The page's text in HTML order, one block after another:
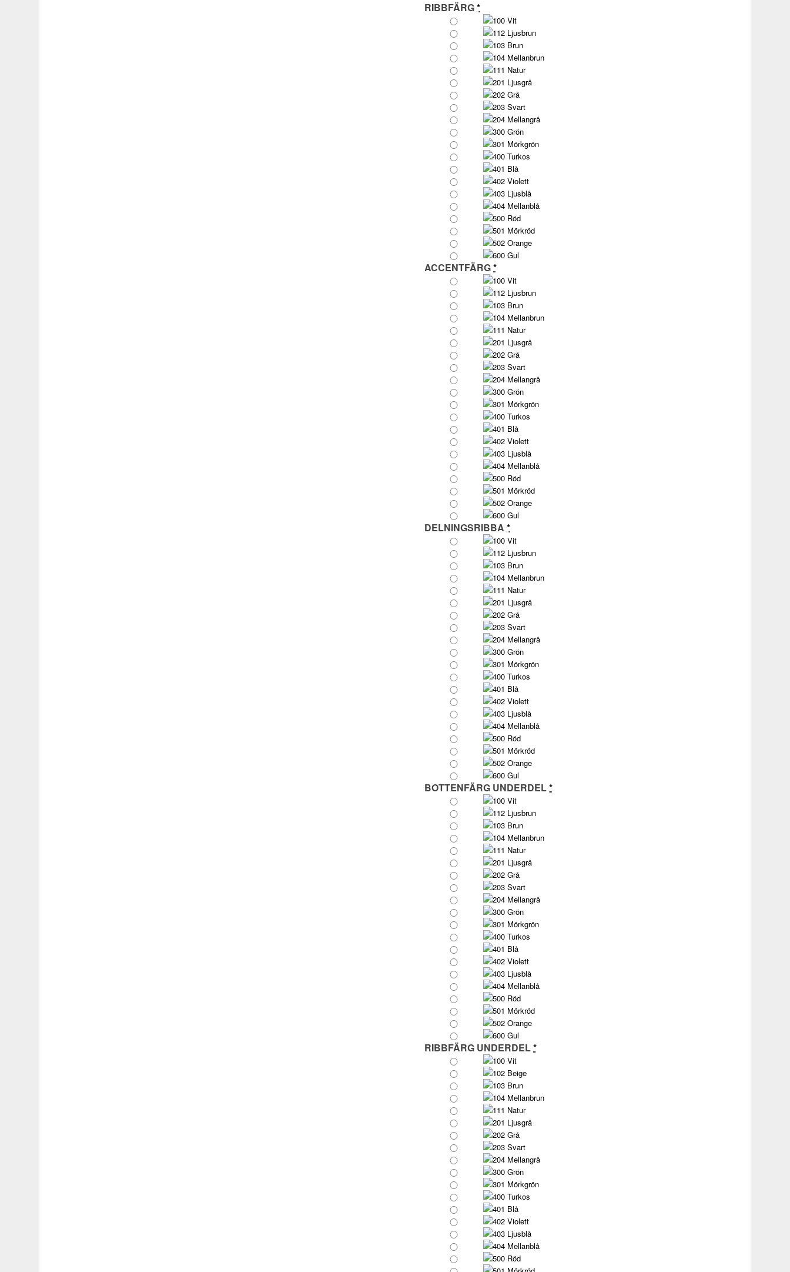
RIBBFÄRG*
100 Vit
112 Ljusbrun
103 Brun
104 Mellanbrun
111 Natur
201 Ljusgrå
202 Grå
203 Svart
204 Mellangrå
300 Grön
301 Mörkgrön
400 Turkos
401 Blå
402 Violett
403 Ljusblå
404 Mellanblå
500 Röd
501 Mörkröd
502 Orange
600 Gul
ACCENTFÄRG*
100 Vit
112 Ljusbrun
103 Brun
104 Mellanbrun
111 Natur
201 Ljusgrå
202 Grå
203 Svart
204 Mellangrå
300 Grön
301 Mörkgrön
400 Turkos
401 Blå
402 Violett
403 Ljusblå
404 Mellanblå
500 Röd
501 Mörkröd
502 Orange
600 Gul
DELNINGSRIBBA *
100 Vit
112 Ljusbrun
103 Brun
104 Mellanbrun
111 Natur
201 Ljusgrå
202 Grå
203 Svart
204 Mellangrå
300 Grön
301 Mörkgrön
400 Turkos
401 Blå
402 Violett
403 Ljusblå
404 Mellanblå
500 Röd
501 Mörkröd
502 Orange
600 Gul
BOTTENFÄRG UNDERDEL*
100 Vit
112 Ljusbrun
103 Brun
104 Mellanbrun
111 Natur
201 Ljusgrå
202 Grå
203 Svart
204 Mellangrå
300 Grön
301 Mörkgrön
400 Turkos
401 Blå
402 Violett
403 Ljusblå
404 Mellanblå
500 Röd
501 Mörkröd
502 Orange
600 Gul
RIBBFÄRG UNDERDEL*
100 Vit
102 Beige
103 Brun
104 Mellanbrun
111 Natur
201 Ljusgrå
202 Grå
203 Svart
204 Mellangrå
300 Grön
301 Mörkgrön
400 Turkos
401 Blå
402 Violett
403 Ljusblå
404 Mellanblå
500 Röd